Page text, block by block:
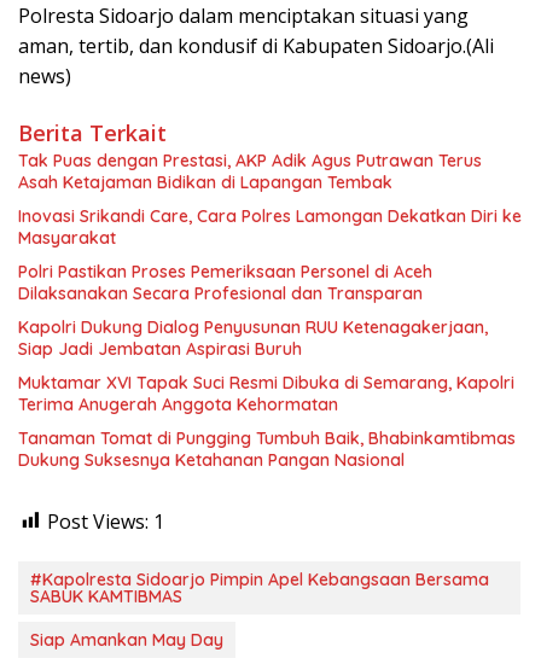
Polresta Sidoarjo dalam menciptakan situasi yang
aman, tertib, dan kondusif di Kabupaten Sidoarjo.(Ali
news)
Berita Terkait
Tak Puas dengan Prestasi, AKP Adik Agus Putrawan Terus
Asah Ketajaman Bidikan di Lapangan Tembak
Inovasi Srikandi Care, Cara Polres Lamongan Dekatkan Diri ke
Masyarakat
Polri Pastikan Proses Pemeriksaan Personel di Aceh
Dilaksanakan Secara Profesional dan Transparan
Kapolri Dukung Dialog Penyusunan RUU Ketenagakerjaan,
Siap Jadi Jembatan Aspirasi Buruh
Muktamar XVI Tapak Suci Resmi Dibuka di Semarang, Kapolri
Terima Anugerah Anggota Kehormatan
Tanaman Tomat di Pungging Tumbuh Baik, Bhabinkamtibmas
Dukung Suksesnya Ketahanan Pangan Nasional
Post Views: 1
#Kapolresta Sidoarjo Pimpin Apel Kebangsaan Bersama
SABUK KAMTIBMAS
Siap Amankan May Day